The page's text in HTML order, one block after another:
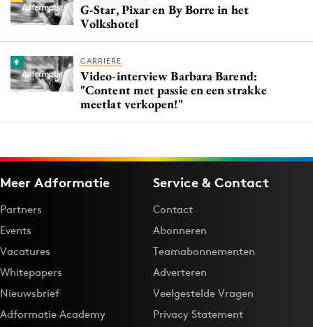
G-Star, Pixar en By Borre in het
Volkshotel
CARRIERE
Video-interview Barbara Barend:
"Content met passie en een strakke
meetlat verkopen!"
Meer Adformatie
Partners
Events
Vacatures
Whitepapers
Nieuwsbrief
Adformatie Academy
Service & Contact
Contact
Abonneren
Teamabonnementen
Adverteren
Veelgestelde Vragen
Privacy Statement